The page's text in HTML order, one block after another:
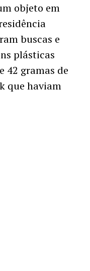
objeto em
buscas e
plásticas
42 gramas de
que haviam